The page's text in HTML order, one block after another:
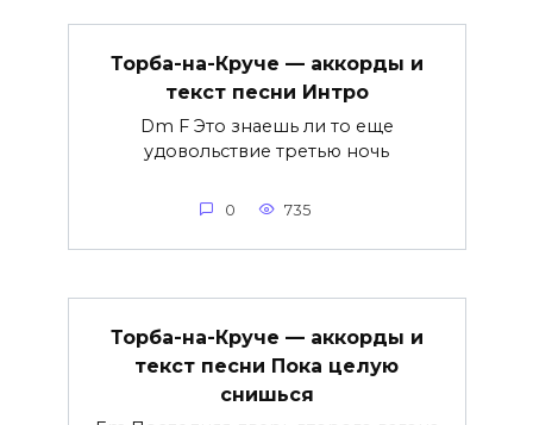
Торба-на-Круче — аккорды и
текст песни Интро
Dm F Это знаешь ли то еще
удовольствие третью ночь
0 735
Торба-на-Круче — аккорды и
текст песни Пока целую
снишься